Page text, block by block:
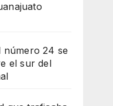
número 24 se
el sur del